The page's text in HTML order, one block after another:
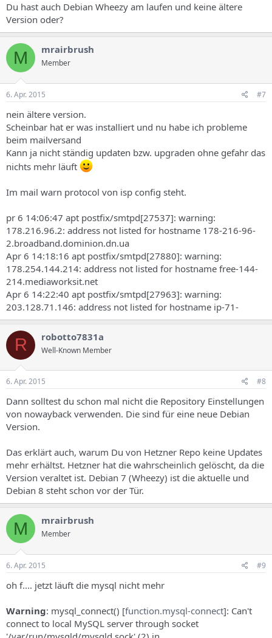
Du hast auch Debian Wheezy am laufen und keine ältere
Version oder?
M mrairbrush
Member
6. Apr. 2015 #7
nein ältere version.
Scheinbar hat er was installiert und nu habe ich probleme
beim mailversand
Kann ja nicht ständig updaten bzw. upgraden ohne gefahr das
nichts mehr läuft
Im mail warn protocol von isp config steht.
pr 6 14:06:47 apt postfix/smtpd[27537]: warning:
178.216.96.2: address not listed for hostname 178-216-96-
2.broadband.dominion.dn.ua
Apr 6 14:18:16 apt postfix/smtpd[27880]: warning:
178.254.144.214: address not listed for hostname free-144-
214.mediaworksit.net
Apr 6 14:22:40 apt postfix/smtpd[27963]: warning:
203.128.71.146: address not listed for hostname ip-71-
R robotto7831a
Well-Known Member
6. Apr. 2015 #8
Dann solltest du schon mal nicht die Repository Einstellungen
von nowayback verwenden. Die sind für eine neue Debian
Version.
Das erklärt auch, warum Du von Hetzner Repo keine Updates
mehr erhältst. Hetzner hat die wahrscheinlich gelöscht, da die
Version veraltet ist. Debian 7 (Wheezy) ist die aktuelle und
Debian 8 steht schon vor der Tür.
M mrairbrush
Member
6. Apr. 2015 #9
oh f.... jetzt läuft die mysql nicht mehr
Warning: mysql_connect() [function.mysql-connect]: Can't
connect to local MySQL server through socket